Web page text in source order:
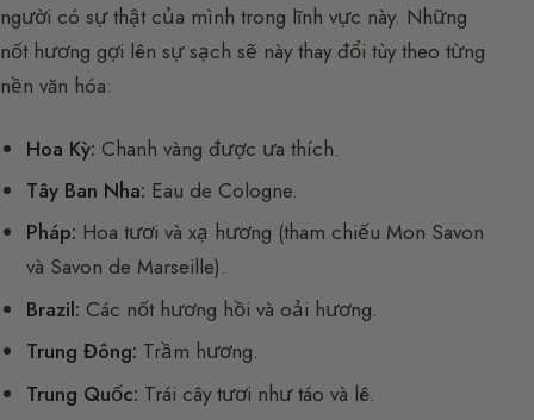
người có sự thật của mình trong lĩnh vực này. Những
nốt hương gợi lên sự sạch sẽ này thay đổi tùy theo từng
nền văn hóa:
Hoa Kỳ: Chanh vàng được ưa thích.
Tây Ban Nha: Eau de Cologne.
Pháp: Hoa tươi và xạ hương (tham chiếu Mon Savon
và Savon de Marseille).
Brazil: Các nốt hương hồi và oải hương.
Trung Đông: Trầm hương.
Trung Quốc: Trái cây tươi như táo và lê.